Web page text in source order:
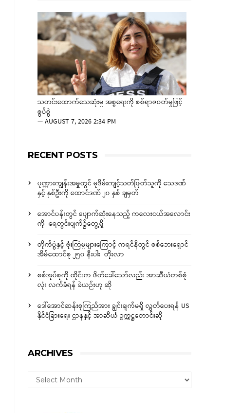
သတင်းထောက်သေဆုံးမှု အစ္စရေးကို စစ်ရာဇဝတ်မှုဖြင့်
စွပ်စွဲ
—AUGUST 7, 2026 2:34 PM
RECENT POSTS
ပုဏ္ဏားကျွန်းအမှုတွင် မုဒိမ်းကျင့်သတ်ဖြတ်သူကို သေဒဏ်
နှင့် နှစ်ဦးကို ထောင်ဒဏ် ၂၀ နှစ် ချမှတ်
အောင်ပန်းတွင် ပျောက်ဆုံးနေသည့် ကလေးငယ်အလောင်း
ကို ရေတွင်းပျက်၌တွေ့ရှိ
တိုက်ပွဲနှင့် ဗုံးကြဲမှုများကြောင့် ကရင်နီတွင် စစ်ဘေးရှောင်
အိမ်ထောင်စု ၂၅၀ နီးပါး တိုးလာ
စစ်အုပ်စုကို ထိုင်းက ဖိတ်ခေါ်သော်လည်း အာဆီယံတစ်စုံ
လုံး လက်ခံရန် ခဲယဉ်းဟု ဆို
ဒေါ်အောင်ဆန်းစုကြည်အား ချွင်းချက်မရှိ လွှတ်ပေးရန် US
နိုင်ငံခြားရေး ဌာနနှင့် အာဆီယံ ဥက္ကဋ္ဌတောင်းဆို
ARCHIVES